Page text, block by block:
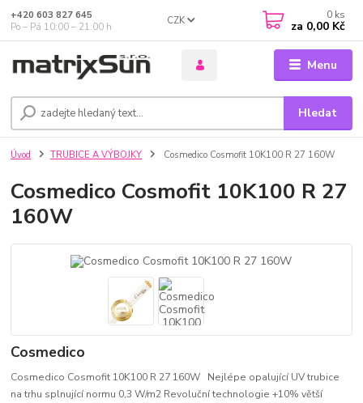
Menu
CZK
Hledat
+420 603 827 645
Po – Pá 10:00 – 21:00 h
0 ks
za 0,00 Kč
Úvod TRUBICE A VÝBOJKY Cosmedico Cosmofit 10K100 R 27 160W
Cosmedico Cosmofit 10K100 R 27
160W
Cosmedico
Cosmedico Cosmofit 10K100 R 27 160W Nejlépe opalující UV trubice
na trhu splnující normu 0,3 W/m2 Revoluční technologie +10% větší